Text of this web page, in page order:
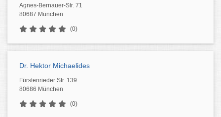
Agnes-Bernauer-Str. 71
80687 München
(0)
Dr. Hektor Michaelides
Fürstenrieder Str. 139
80686 München
(0)